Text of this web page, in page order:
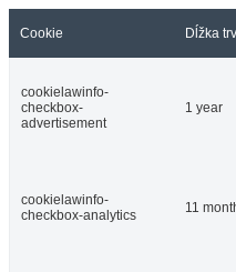
Cookie Dĺžka
cookielawinfo-
checkbox-
advertisement
1 year
cookielawinfo-
checkbox-analytics
11